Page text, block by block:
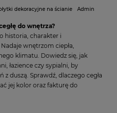
dekoracyjne na ścianie Admin
do wnętrza?
historia, charakter i
wnętrzom ciepła,
klimatu. Dowiedz się, jak
łazience czy sypialni, by
duszą. Sprawdź, dlaczego cegła
jej kolor oraz fakturę do